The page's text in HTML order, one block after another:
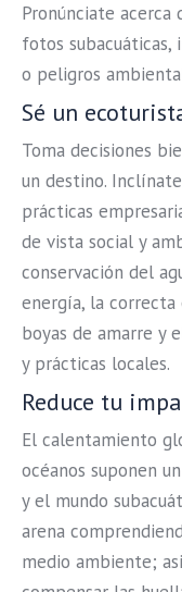
Pronúnciate acerca
fotos subacuáticas,
o peligros
Sé un
Toma decisiones
un destino.
prácticas
de vista social y
conservación del
energía, la correcta
boyas de amarre y
y prácticas locales.
Reduce tu
El calentamiento
océanos suponen
y el mundo
arena
medio ambiente;